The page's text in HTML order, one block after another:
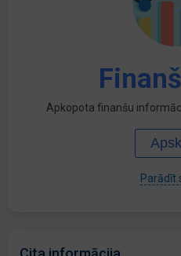
Apkopota finanšu
Parādīt